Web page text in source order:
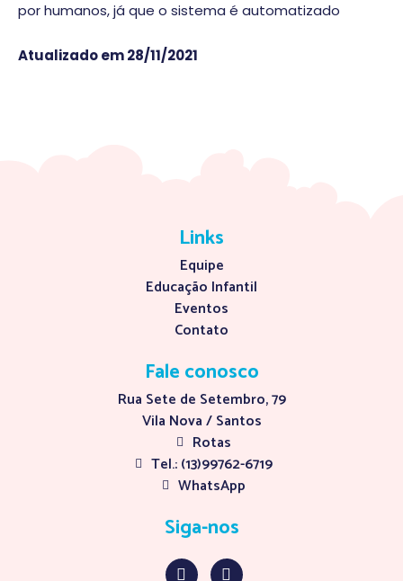
por humanos, já que o sistema é automatizado
Atualizado em 28/11/2021
Links
Equipe
Educação Infantil
Eventos
Contato
Fale conosco
Rua Sete de Setembro, 79
Vila Nova / Santos
Rotas
Tel.: (13)99762-6719
WhatsApp
Siga-nos
I
F